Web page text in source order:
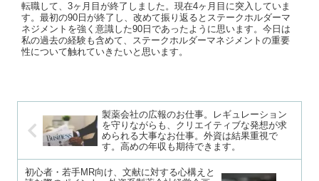
転職して、3ヶ月目が終了しました。現在4ヶ月目に突入していま
す。最初の90日が終了し、改めて振り返るとステークホルダーマ
ネジメントを強く意識した90日であったように思います。今日は
私の過去の経験も含めて、ステークホルダーマネジメントの重要
性について触れていきたいと思います。
製薬会社の広報のお仕事。レギュレーション
を守りながらも、クリエイティブな発想が求
められる大事なお仕事。外資は結果重視で
す。高めの年収も期待できます。
初心者・若手MR向け、文献に対する心構えと